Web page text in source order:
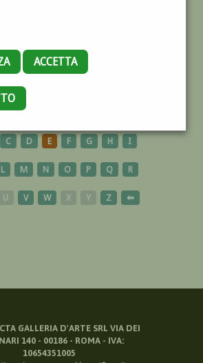
ACCETTA
C D E F G H I
L M N O P Q R
U V W X Y Z ⬅
GALLERIA D'ARTE SRL VIA DEI
140 - 00186 - ROMA - IVA:
10654351005